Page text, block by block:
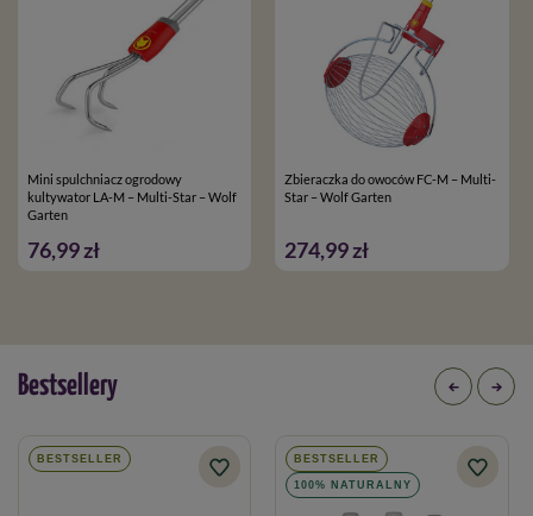
Mini spulchniacz ogrodowy
kultywator LA-M – Multi-Star – Wolf
Garten
76,99 zł
Zbieraczka do owoców FC-M – Multi-
Star – Wolf Garten
274,99 zł
Bestsellery
BESTSELLER BESTSELLER
100% NATURALNY